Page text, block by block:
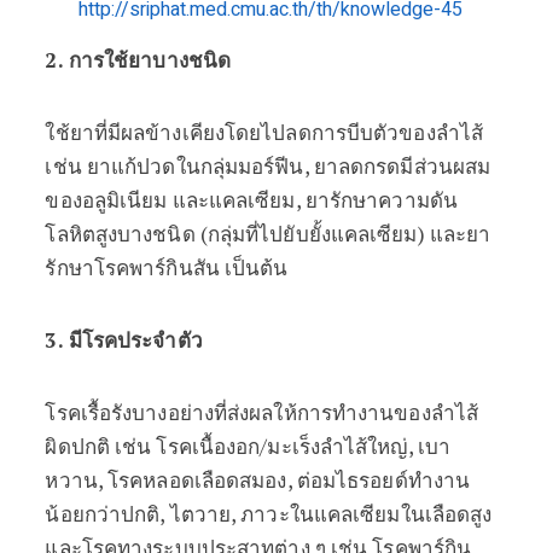
http://sriphat.med.cmu.ac.th/th/knowledge-45
2. การใช้ยาบางชนิด
ใช้ยาที่มีผลข้างเคียงโดยไปลดการบีบตัวของลำไส้
เช่น ยาแก้ปวดในกลุ่มมอร์ฟีน, ยาลดกรดมีส่วนผสม
ของอลูมิเนียม และแคลเซียม, ยารักษาความดัน
โลหิตสูงบางชนิด (กลุ่มที่ไปยับยั้งแคลเซียม) และยา
รักษาโรคพาร์กินสัน เป็นต้น
3. มีโรคประจำตัว
โรคเรื้อรังบางอย่างที่ส่งผลให้การทำงานของลำไส้
ผิดปกติ เช่น โรคเนื้องอก/มะเร็งลำไส้ใหญ่, เบา
หวาน, โรคหลอดเลือดสมอง, ต่อมไธรอยด์ทำงาน
น้อยกว่าปกติ, ไตวาย, ภาวะในแคลเซียมในเลือดสูง